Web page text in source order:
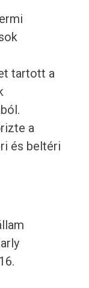
tartott a
a
és beltéri